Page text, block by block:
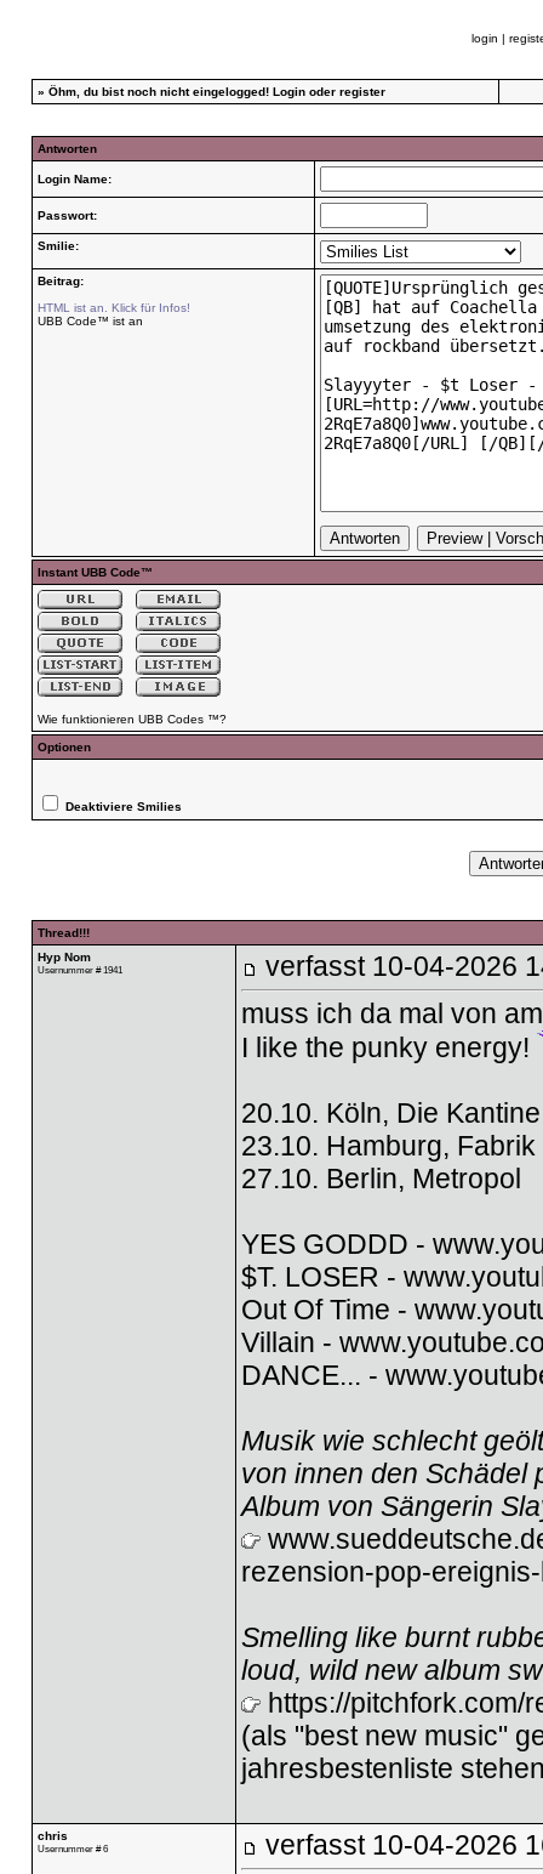
login |
» Öhm, du bist noch nicht eingelogged! Loginoder register
Antworten
Login Name:
Passwort:
Smilie:
Beitrag:
HTML ist an. Klick für Infos!
UBB Code™ ist an
Instant UBB Code™
Wie funktionieren UBB Codes ™?
Optionen
Deaktiviere Smilies
Thread!!!
Hyp Nom
Usernummer # 1941 verfasst 10-04-2026
muss ich da mal von
I like the punky energy!
20.10. Köln, Die Kantine
23.10. Hamburg, Fabrik
27.10. Berlin, Metropol
YES GODDD -
$T. LOSER -
Out Of Time -
Villain -
DANCE... -
Musik wie schlecht
von innen den Schädel
Album von Sängerin
rezension-pop-
Smelling like burnt
loud, wild new album
https://pitchfork.com/
(als "best new music"
jahresbestenliste
chris
Usernummer # 6 verfasst 10-04-2026